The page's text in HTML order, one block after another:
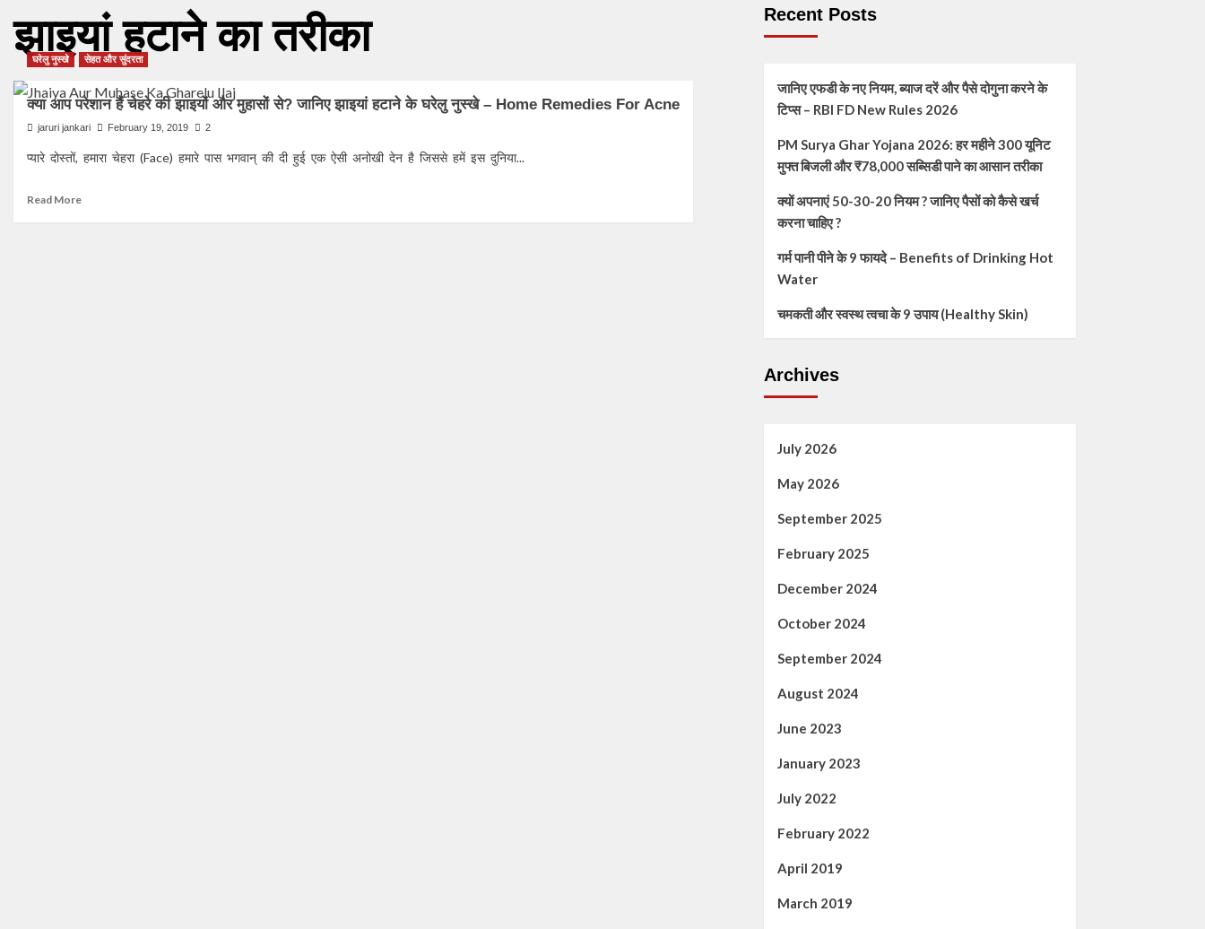
झाइयां हटाने का तरीका
घरेलु नुस्खे सेहत और सुंदरता
क्या आप परेशान हैं चेहरे की झाइयों और मुहासों से? जानिए झाइयां हटाने के घरेलु नुस्खे – Home Remedies For Acne
jaruri jankari February 19, 2019 2
प्यारे दोस्तों, हमारा चेहरा (Face) हमारे पास भगवान् की दी हुई एक ऐसी अनोखी देन है जिससे हमें इस दुनिया...
Read MoreRead
Recent Posts
जानिए एफडी के नए नियम, ब्याज दरें और पैसे दोगुना करने के
टिप्स – RBI FD New Rules 2026
PM Surya Ghar Yojana 2026: हर महीने 300 यूनिट
मुफ्त बिजली और ₹78,000 सब्सिडी पाने का आसान तरीका
क्यों अपनाएं 50-30-20 नियम ? जानिए पैसों को कैसे खर्च
करना चाहिए ?
गर्म पानी पीने के 9 फायदे – Benefits of Drinking Hot
Water
चमकती और स्वस्थ त्वचा के 9 उपाय (Healthy Skin)
Archives
July 2026
May 2026
September 2025
February 2025
December 2024
October 2024
September 2024
August 2024
June 2023
January 2023
July 2022
February 2022
April 2019
March 2019